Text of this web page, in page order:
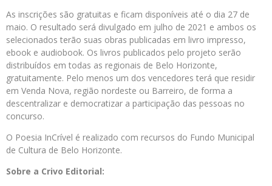
As inscrições são gratuitas e ficam disponíveis até o dia 27 de
maio. O resultado será divulgado em julho de 2021 e ambos os
selecionados terão suas obras publicadas em livro impresso,
ebook e audiobook. Os livros publicados pelo projeto serão
distribuídos em todas as regionais de Belo Horizonte,
gratuitamente. Pelo menos um dos vencedores terá que residir
em Venda Nova, região nordeste ou Barreiro, de forma a
descentralizar e democratizar a participação das pessoas no
concurso.
O Poesia InCrível é realizado com recursos do Fundo Municipal
de Cultura de Belo Horizonte.
Sobre a Crivo Editorial: